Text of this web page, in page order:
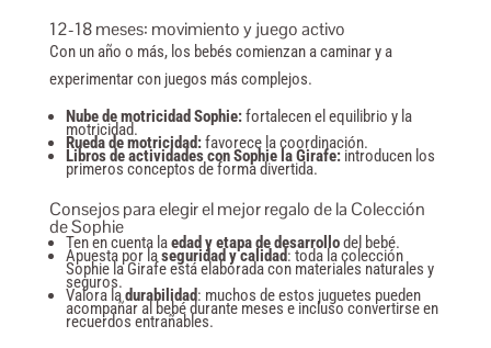
12-18 meses: movimiento y juego activo
Con un año o más, los bebés comienzan a caminar y a
experimentar con juegos más complejos.
Nube de motricidad Sophie:fortalecen el equilibrio y la
motricidad.
Rueda de motricidad:favorece la coordinación.
Libros de actividades con Sophie la Girafe:introducen los
primeros conceptos de forma divertida.
Consejos para elegir el mejor regalo de la Colección
de Sophie
Ten en cuenta laedad y etapa de desarrollodel bebé.
Apuesta por laseguridad y calidad: toda la colección
Sophie la Girafe está elaborada con materiales naturales y
seguros.
Valora ladurabilidad: muchos de estos juguetes pueden
acompañar al bebé durante meses e incluso convertirse en
recuerdos entrañables.